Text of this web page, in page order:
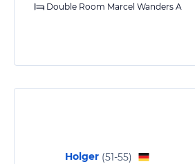
Double Room Marcel Wanders A
Holger (51-55)